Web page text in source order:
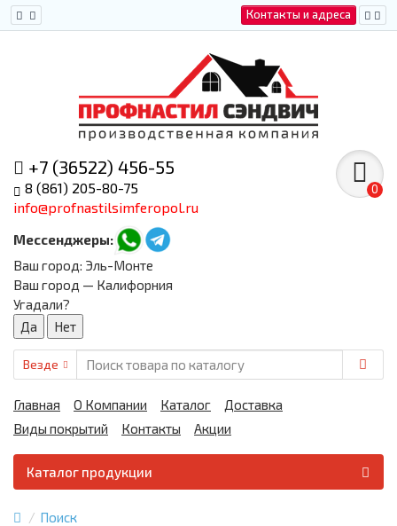
Контакты и адреса
+7 (36522) 456-55
8 (861) 205-80-75
info@profnastilsimferopol.ru
Мессенджеры:
0
Ваш город: Эль-Монте
Ваш город — Калифорния
Угадали?
Везде
Главная О Компании Каталог
Доставка
Виды покрытий
Контакты Акции
Каталог продукции
Поиск